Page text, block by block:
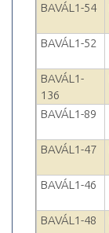
BAVÁL1-54
BAVÁL1-52
BAVÁL1-
136
BAVÁL1-89
BAVÁL1-47
BAVÁL1-46
BAVÁL1-48